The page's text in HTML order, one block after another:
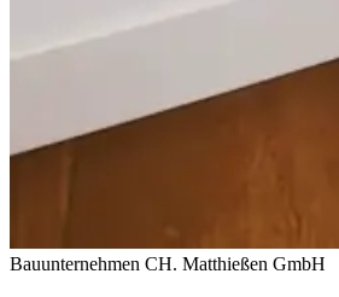
Bauunternehmen CH. Matthießen GmbH